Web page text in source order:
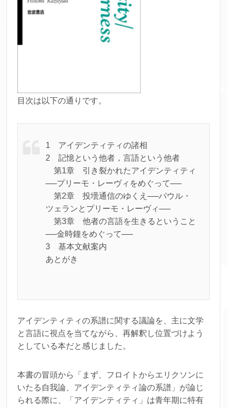
目次は以下の通りです。
1 アイデンティティの諸相
2 記憶という他者，言語という他者
第1章 引き裂かれたアイデンティティ
──プリーモ・レーヴィをめぐって──
第2章 投壜通信のゆくえ──パウル・
ツェランとプリーモ・レーヴィ──
第3章 他者の言語を生きるということ
──金時鐘をめぐって──
3 基本文献案内
あとがき
アイデンティティの系譜に関する議論を、主に文学
と言語に視点を当てながら、再解釈し位置づけよう
としている本だと感じました。
本書の冒頭から「まず、フロイトからエリクソンに
いたる自我論、アイデンティティ論の系譜」が論じ
られる際に、「アイデンティティ」は青年期に特有